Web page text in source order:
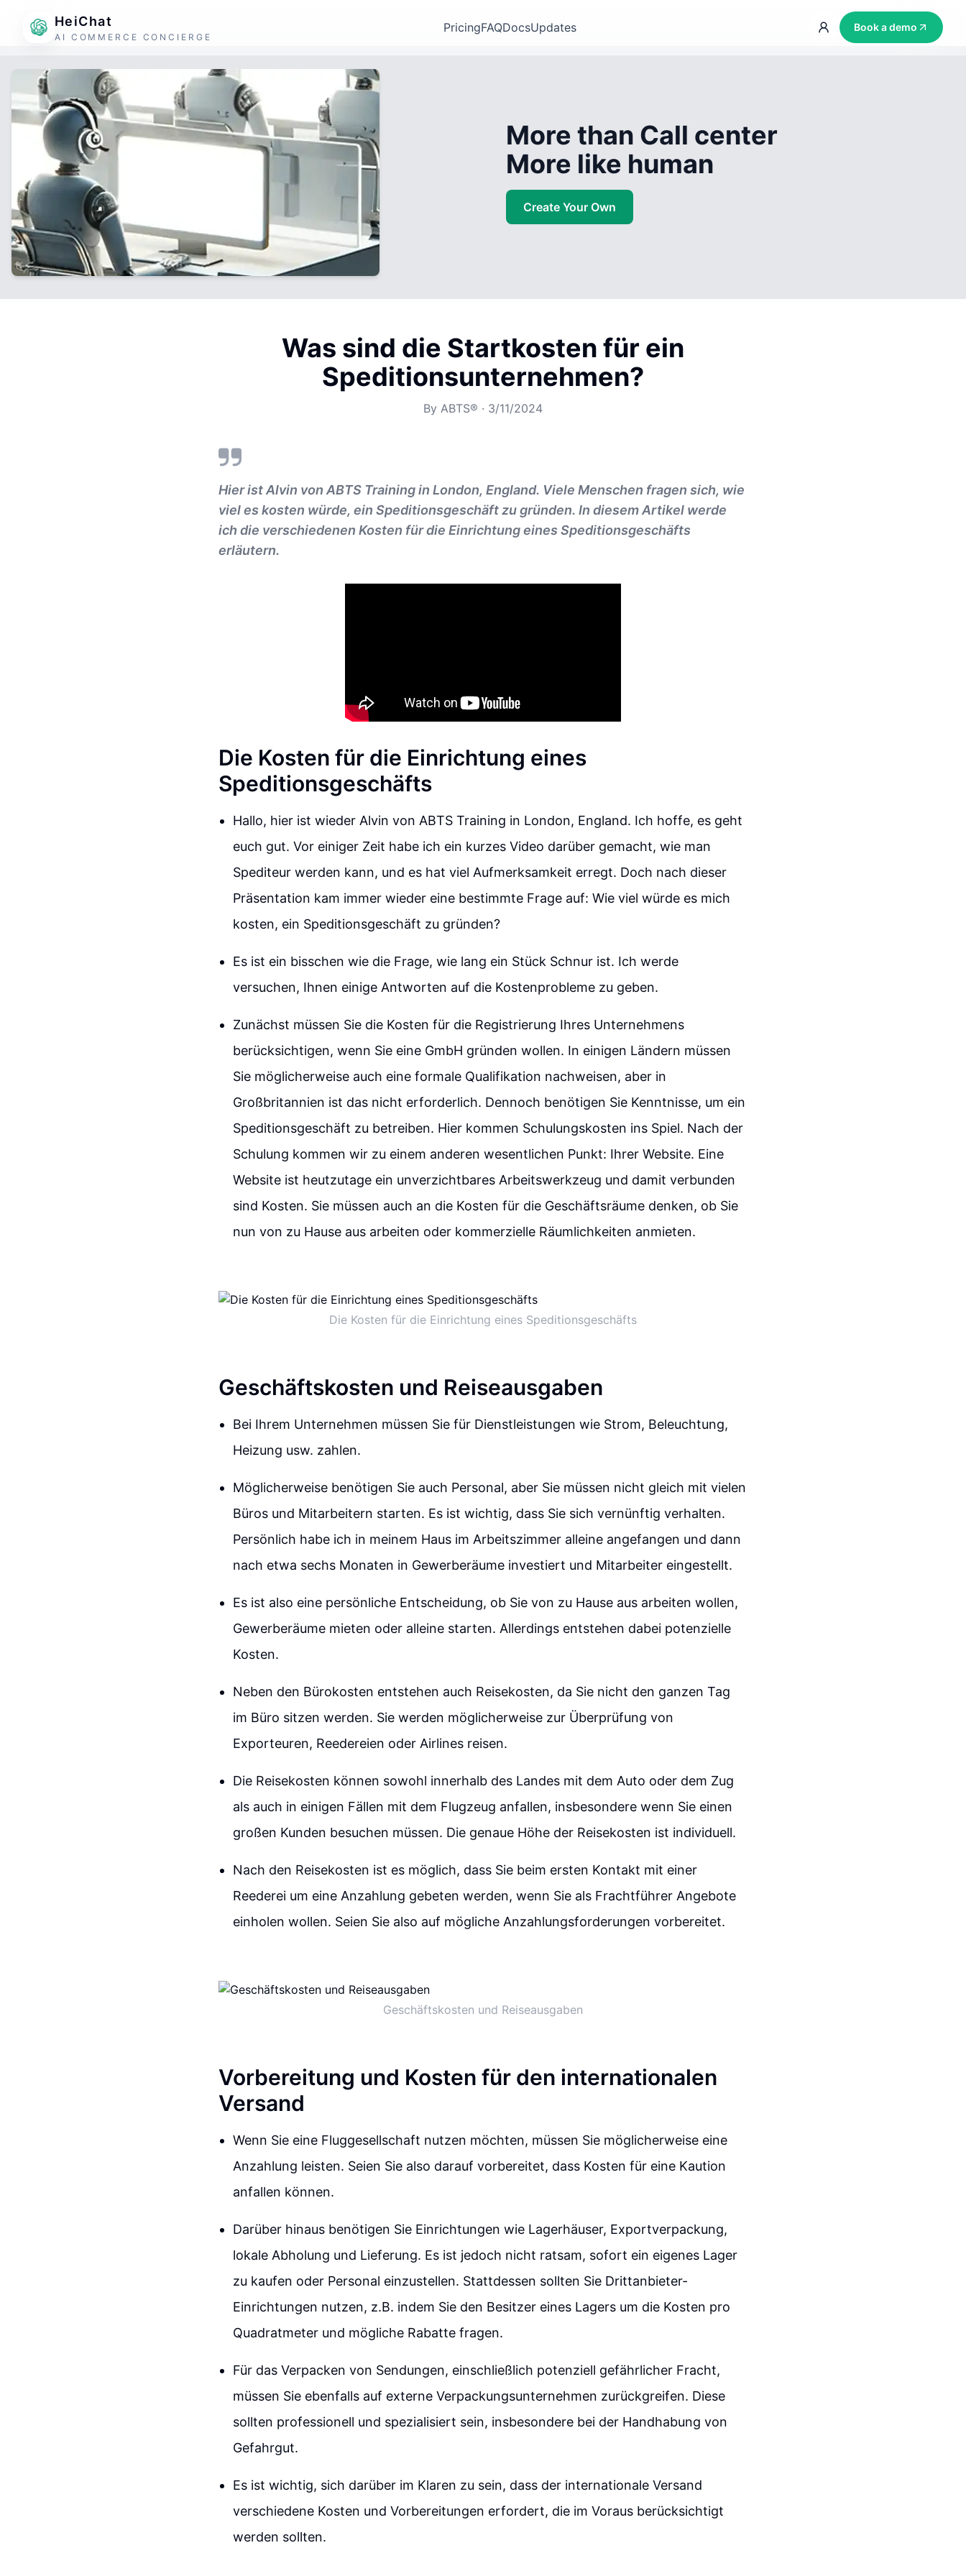
HeiChat
AI COMMERCE CONCIERGE
PricingFAQDocsUpdates Book a demo
More than Call center
More like human
Create Your Own
Was sind die Startkosten für ein
Speditionsunternehmen?
By ABTS® · 3/11/2024
Hier ist Alvin von ABTS Training in London, England. Viele Menschen fragen sich, wie
viel es kosten würde, ein Speditionsgeschäft zu gründen. In diesem Artikel werde
ich die verschiedenen Kosten für die Einrichtung eines Speditionsgeschäfts
erläutern.
Die Kosten für die Einrichtung eines
Speditionsgeschäfts
Hallo, hier ist wieder Alvin von ABTS Training in London, England. Ich hoffe, es geht
euch gut. Vor einiger Zeit habe ich ein kurzes Video darüber gemacht, wie man
Spediteur werden kann, und es hat viel Aufmerksamkeit erregt. Doch nach dieser
Präsentation kam immer wieder eine bestimmte Frage auf: Wie viel würde es mich
kosten, ein Speditionsgeschäft zu gründen?
Es ist ein bisschen wie die Frage, wie lang ein Stück Schnur ist. Ich werde
versuchen, Ihnen einige Antworten auf die Kostenprobleme zu geben.
Zunächst müssen Sie die Kosten für die Registrierung Ihres Unternehmens
berücksichtigen, wenn Sie eine GmbH gründen wollen. In einigen Ländern müssen
Sie möglicherweise auch eine formale Qualifikation nachweisen, aber in
Großbritannien ist das nicht erforderlich. Dennoch benötigen Sie Kenntnisse, um ein
Speditionsgeschäft zu betreiben. Hier kommen Schulungskosten ins Spiel. Nach der
Schulung kommen wir zu einem anderen wesentlichen Punkt: Ihrer Website. Eine
Website ist heutzutage ein unverzichtbares Arbeitswerkzeug und damit verbunden
sind Kosten. Sie müssen auch an die Kosten für die Geschäftsräume denken, ob Sie
nun von zu Hause aus arbeiten oder kommerzielle Räumlichkeiten anmieten.
Die Kosten für die Einrichtung eines Speditionsgeschäfts
Geschäftskosten und Reiseausgaben
Bei Ihrem Unternehmen müssen Sie für Dienstleistungen wie Strom, Beleuchtung,
Heizung usw. zahlen.
Möglicherweise benötigen Sie auch Personal, aber Sie müssen nicht gleich mit vielen
Büros und Mitarbeitern starten. Es ist wichtig, dass Sie sich vernünftig verhalten.
Persönlich habe ich in meinem Haus im Arbeitszimmer alleine angefangen und dann
nach etwa sechs Monaten in Gewerberäume investiert und Mitarbeiter eingestellt.
Es ist also eine persönliche Entscheidung, ob Sie von zu Hause aus arbeiten wollen,
Gewerberäume mieten oder alleine starten. Allerdings entstehen dabei potenzielle
Kosten.
Neben den Bürokosten entstehen auch Reisekosten, da Sie nicht den ganzen Tag
im Büro sitzen werden. Sie werden möglicherweise zur Überprüfung von
Exporteuren, Reedereien oder Airlines reisen.
Die Reisekosten können sowohl innerhalb des Landes mit dem Auto oder dem Zug
als auch in einigen Fällen mit dem Flugzeug anfallen, insbesondere wenn Sie einen
großen Kunden besuchen müssen. Die genaue Höhe der Reisekosten ist individuell.
Nach den Reisekosten ist es möglich, dass Sie beim ersten Kontakt mit einer
Reederei um eine Anzahlung gebeten werden, wenn Sie als Frachtführer Angebote
einholen wollen. Seien Sie also auf mögliche Anzahlungsforderungen vorbereitet.
Geschäftskosten und Reiseausgaben
Vorbereitung und Kosten für den internationalen
Versand
Wenn Sie eine Fluggesellschaft nutzen möchten, müssen Sie möglicherweise eine
Anzahlung leisten. Seien Sie also darauf vorbereitet, dass Kosten für eine Kaution
anfallen können.
Darüber hinaus benötigen Sie Einrichtungen wie Lagerhäuser, Exportverpackung,
lokale Abholung und Lieferung. Es ist jedoch nicht ratsam, sofort ein eigenes Lager
zu kaufen oder Personal einzustellen. Stattdessen sollten Sie Drittanbieter-
Einrichtungen nutzen, z.B. indem Sie den Besitzer eines Lagers um die Kosten pro
Quadratmeter und mögliche Rabatte fragen.
Für das Verpacken von Sendungen, einschließlich potenziell gefährlicher Fracht,
müssen Sie ebenfalls auf externe Verpackungsunternehmen zurückgreifen. Diese
sollten professionell und spezialisiert sein, insbesondere bei der Handhabung von
Gefahrgut.
Es ist wichtig, sich darüber im Klaren zu sein, dass der internationale Versand
verschiedene Kosten und Vorbereitungen erfordert, die im Voraus berücksichtigt
werden sollten.